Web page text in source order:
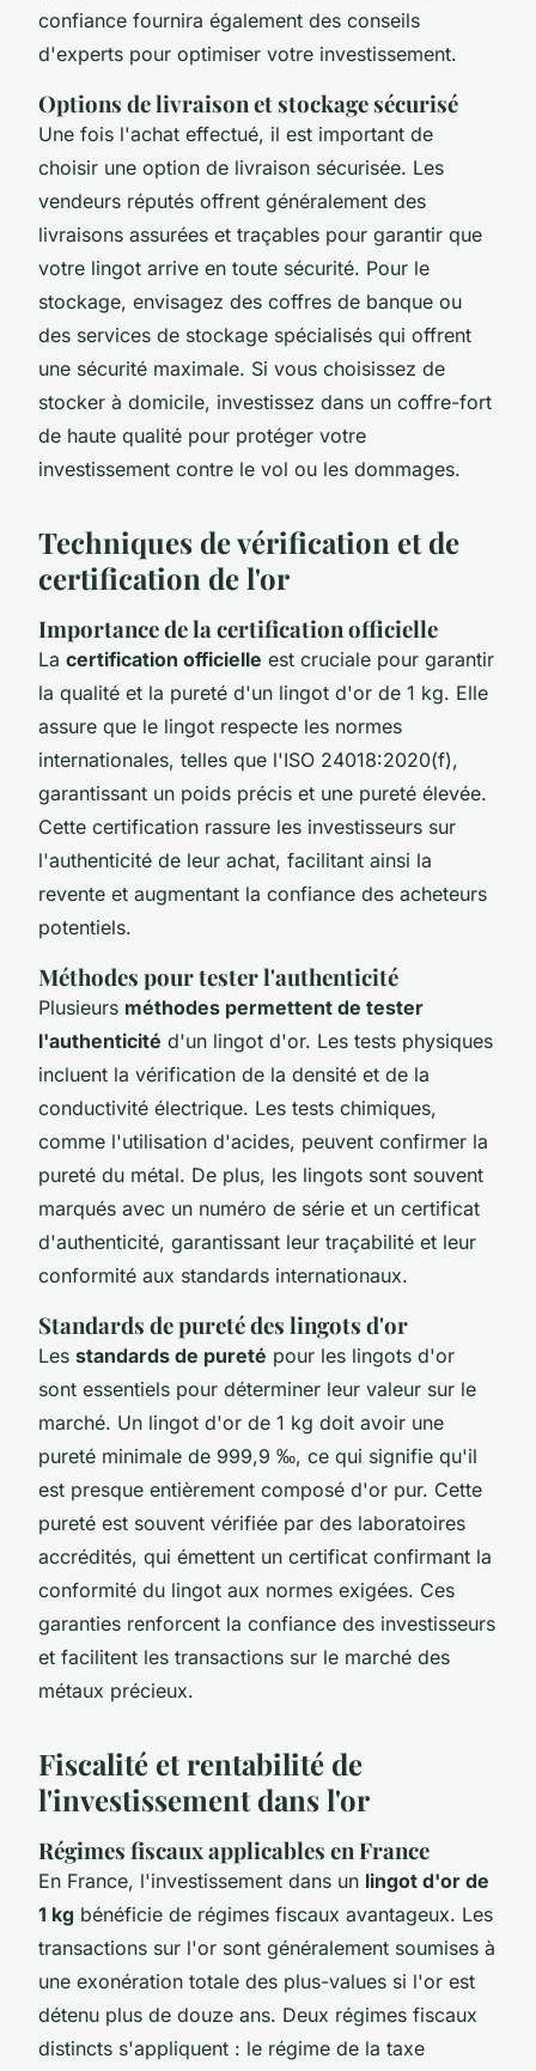
confiance fournira également des conseils
d'experts pour optimiser votre investissement.
Options de livraison et stockage sécurisé
Une fois l'achat effectué, il est important de
choisir une option de livraison sécurisée. Les
vendeurs réputés offrent généralement des
livraisons assurées et traçables pour garantir que
votre lingot arrive en toute sécurité. Pour le
stockage, envisagez des coffres de banque ou
des services de stockage spécialisés qui offrent
une sécurité maximale. Si vous choisissez de
stocker à domicile, investissez dans un coffre-fort
de haute qualité pour protéger votre
investissement contre le vol ou les dommages.
Techniques de vérification et de
certification de l'or
Importance de la certification officielle
La certification officielle est cruciale pour garantir
la qualité et la pureté d'un lingot d'or de 1 kg. Elle
assure que le lingot respecte les normes
internationales, telles que l'ISO 24018:2020(f),
garantissant un poids précis et une pureté élevée.
Cette certification rassure les investisseurs sur
l'authenticité de leur achat, facilitant ainsi la
revente et augmentant la confiance des acheteurs
potentiels.
Méthodes pour tester l'authenticité
Plusieurs méthodes permettent de tester
l'authenticité d'un lingot d'or. Les tests physiques
incluent la vérification de la densité et de la
conductivité électrique. Les tests chimiques,
comme l'utilisation d'acides, peuvent confirmer la
pureté du métal. De plus, les lingots sont souvent
marqués avec un numéro de série et un certificat
d'authenticité, garantissant leur traçabilité et leur
conformité aux standards internationaux.
Standards de pureté des lingots d'or
Les standards de pureté pour les lingots d'or
sont essentiels pour déterminer leur valeur sur le
marché. Un lingot d'or de 1 kg doit avoir une
pureté minimale de 999,9 ‰, ce qui signifie qu'il
est presque entièrement composé d'or pur. Cette
pureté est souvent vérifiée par des laboratoires
accrédités, qui émettent un certificat confirmant la
conformité du lingot aux normes exigées. Ces
garanties renforcent la confiance des investisseurs
et facilitent les transactions sur le marché des
métaux précieux.
Fiscalité et rentabilité de
l'investissement dans l'or
Régimes fiscaux applicables en France
En France, l'investissement dans un lingot d'or de
1 kg bénéficie de régimes fiscaux avantageux. Les
transactions sur l'or sont généralement soumises à
une exonération totale des plus-values si l'or est
détenu plus de douze ans. Deux régimes fiscaux
distincts s'appliquent : le régime de la taxe